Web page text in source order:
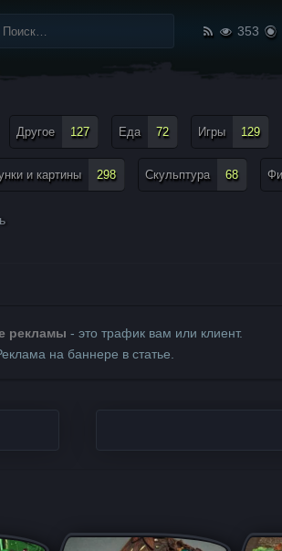
353
Другое 127 Еда 72 Игры 129
и картины 298 Скульптура 68
рекламы - это трафик вам или клиент.
на баннере в статье.